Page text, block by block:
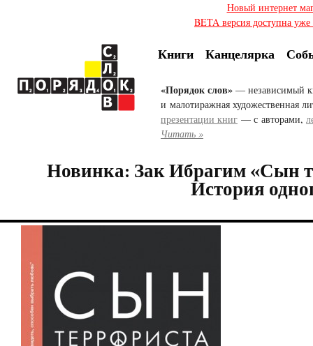
Новый интернет
BETA версия доступна
Книги Канцелярка
«Порядок слов» — независимый
и малотиражная художественная
презентации книг — с авторами,
Читать »
Новинка: Зак Ибрагим «Сын
История